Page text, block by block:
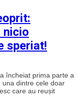
nicio
speriat!
încheiat prima parte a
dintre cele doar
care au reușit